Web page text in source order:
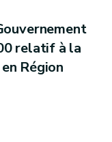
relatif à la
Région